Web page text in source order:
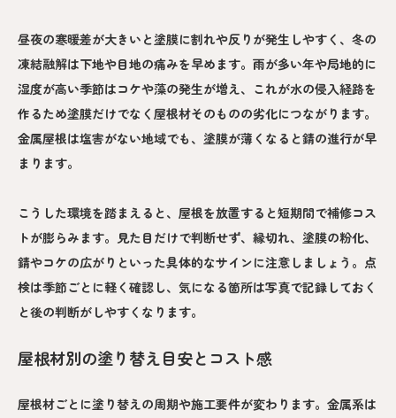
昼夜の寒暖差が大きいと塗膜に割れや反りが発生しやすく、冬の
凍結融解は下地や目地の痛みを早めます。雨が多い年や局地的に
湿度が高い季節はコケや藻の発生が増え、これが水の侵入経路を
作るため塗膜だけでなく屋根材そのものの劣化につながります。
金属屋根は塩害がない地域でも、塗膜が薄くなると錆の進行が早
まります。
こうした環境を踏まえると、屋根を放置すると短期間で補修コス
トが膨らみます。見た目だけで判断せず、縁切れ、塗膜の粉化、
錆やコケの広がりといった具体的なサインに注意しましょう。点
検は季節ごとに軽く確認し、気になる箇所は写真で記録しておく
と後の判断がしやすくなります。
屋根材別の塗り替え目安とコスト感
屋根材ごとに塗り替えの周期や施工要件が変わります。金属系は